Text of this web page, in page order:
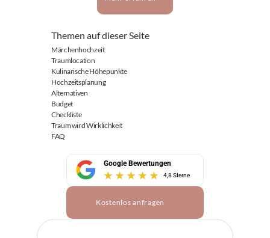
Themen auf dieser Seite
Märchenhochzeit
Traumlocation
Kulinarische Höhepunkte
Hochzeitsplanung
Alternativen
Budget
Checkliste
Traum wird Wirklichkeit
FAQ
Google Bewertungen
4,8 Sterne
Kostenlos anfragen